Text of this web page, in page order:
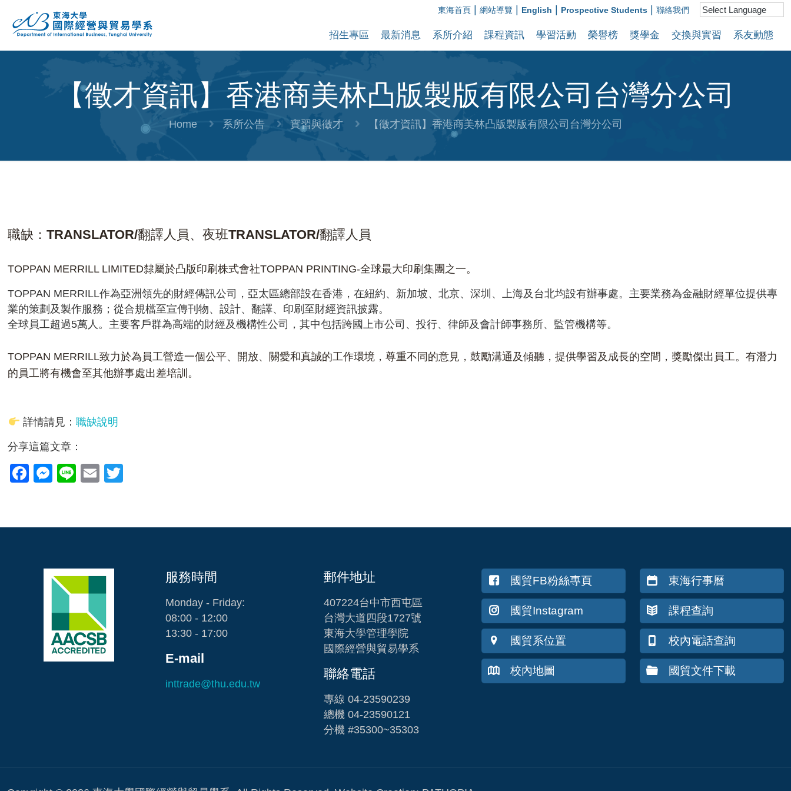
東海首頁 網站導覽 English Prospective Students 聯絡我們
招生專區 最新消息 系所介紹 課程資訊 學習活動 榮譽榜 獎學金 交換與實習 系友動態
【徵才資訊】香港商美林凸版製版有限公司台灣分公司
Home 系所公告 實習與徵才 【徵才資訊】香港商美林凸版製版有限公司台灣分公司
職缺：TRANSLATOR/翻譯人員、夜班TRANSLATOR/翻譯人員
TOPPAN MERRILL LIMITED隸屬於凸版印刷株式會社TOPPAN PRINTING-全球最大印刷集團之一。
TOPPAN MERRILL作為亞洲領先的財經傳訊公司，亞太區總部設在香港，在紐約、新加坡、北京、深圳、上海及台北均設有辦事處。主要業務為金融財經單位提供專
業的策劃及製作服務；從合規檔至宣傳刊物、設計、翻譯、印刷至財經資訊披露。
全球員工超過5萬人。主要客戶群為高端的財經及機構性公司，其中包括跨國上市公司、投行、律師及會計師事務所、監管機構等。
TOPPAN MERRILL致力於為員工營造一個公平、開放、關愛和真誠的工作環境，尊重不同的意見，鼓勵溝通及傾聽，提供學習及成長的空間，獎勵傑出員工。有潛力
的員工將有機會至其他辦事處出差培訓。
詳情請見： 職缺說明
分享這篇文章：
Facebook
Messenger
LineEmail
服務時間
Monday - Friday:
08:00 - 12:00
13:30 - 17:00
E-mail
inttrade@thu.edu.tw
郵件地址
407224台中市西屯區
台灣大道四段1727號
東海大學管理學院
國際經營與貿易學系
聯絡電話
專線 04-23590239
總機 04-23590121
分機 #35300~35303
國貿FB粉絲專頁
國貿Instagram
國貿系位置
校內地圖
東海行事曆
課程查詢
校內電話查詢
國貿文件下載